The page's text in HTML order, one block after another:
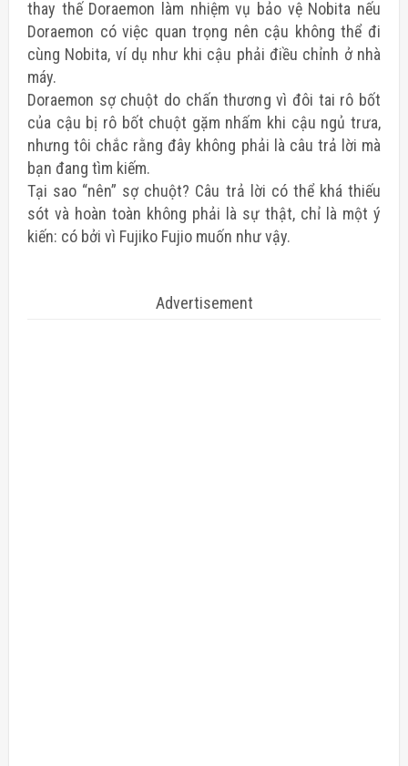
thay thế Doraemon làm nhiệm vụ bảo vệ Nobita nếu
Doraemon có việc quan trọng nên cậu không thể đi
cùng Nobita, ví dụ như khi cậu phải điều chỉnh ở nhà
máy.
Doraemon sợ chuột do chấn thương vì đôi tai rô bốt
của cậu bị rô bốt chuột gặm nhấm khi cậu ngủ trưa,
nhưng tôi chắc rằng đây không phải là câu trả lời mà
bạn đang tìm kiếm.
Tại sao “nên” sợ chuột? Câu trả lời có thể khá thiếu
sót và hoàn toàn không phải là sự thật, chỉ là một ý
kiến: có bởi vì Fujiko Fujio muốn như vậy.
Advertisement